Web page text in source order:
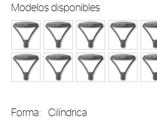
Modelos disponibles
Forma:Cilíndrica